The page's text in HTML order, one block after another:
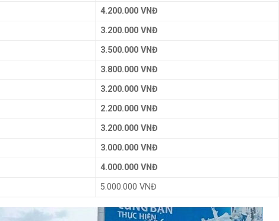
4.200.000 VNĐ
3.200.000 VNĐ
3.500.000 VNĐ
3.800.000 VNĐ
3.200.000 VNĐ
2.200.000 VNĐ
3.200.000 VNĐ
3.000.000 VNĐ
4.000.000 VNĐ
5.000.000 VNĐ